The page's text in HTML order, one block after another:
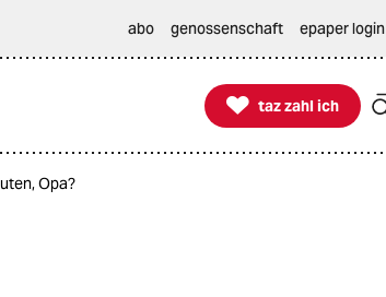
abo genossenschaft epaper login

taz zahl ich
taz zahl ich
Opa?